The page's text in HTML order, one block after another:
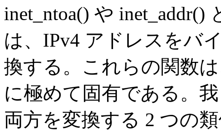
inet_ntoa() や
は、IPv4 アドレスをバ
換する。これらの関数
に極めて固有である。
両方を変換する 2 つの